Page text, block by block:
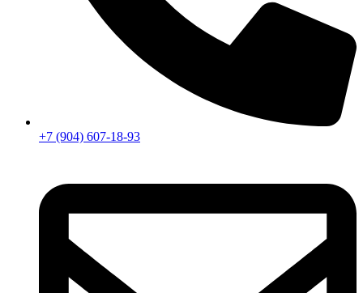
+7 (904) 607-18-93